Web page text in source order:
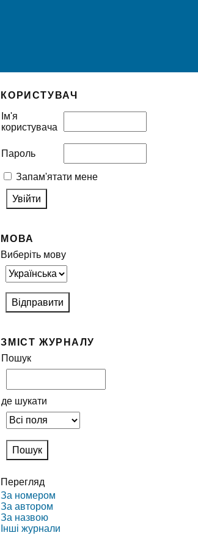
КОРИСТУВАЧ
Ім'я
користувача
Пароль
Запам'ятати мене
МОВА
Виберіть мову
ЗМІСТ ЖУРНАЛУ
Пошук
де шукати
Перегляд
За номером
За автором
За назвою
Інші журнали